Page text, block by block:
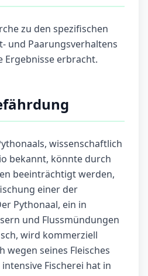
zu den spezifischen
und Paarungsverhaltens
Ergebnisse erbracht.
wissenschaftlich
bekannt, könnte durch
beeinträchtigt werden,
einer der
Pythonaal, ein in
und Flussmündungen
wird kommerziell
wegen seines Fleisches
Fischerei hat in